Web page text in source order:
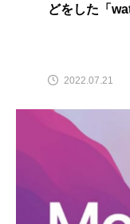
どをした「
2022.07.21